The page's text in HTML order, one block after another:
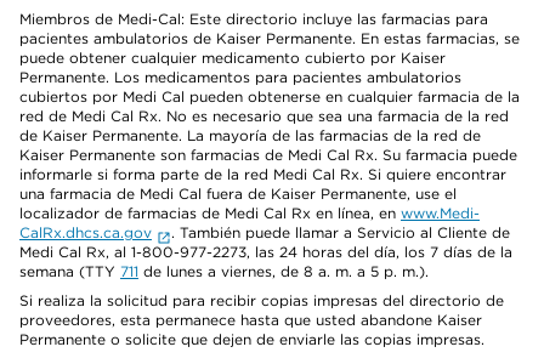
Miembros de Medi-Cal: Este directorio incluye las farmacias para
pacientes ambulatorios de Kaiser Permanente. En estas farmacias, se
puede obtener cualquier medicamento cubierto por Kaiser
Permanente. Los medicamentos para pacientes ambulatorios
cubiertos por Medi Cal pueden obtenerse en cualquier farmacia de la
red de Medi Cal Rx. No es necesario que sea una farmacia de la red
de Kaiser Permanente. La mayoría de las farmacias de la red de
Kaiser Permanente son farmacias de Medi Cal Rx. Su farmacia puede
informarle si forma parte de la red Medi Cal Rx. Si quiere encontrar
una farmacia de Medi Cal fuera de Kaiser Permanente, use el
localizador de farmacias de Medi Cal Rx en línea, en www.Medi-
CalRx.dhcs.ca.gov
. También puede llamar a Servicio al Cliente de
Medi Cal Rx, al 1-800-977-2273, las 24 horas del día, los 7 días de la
semana (TTY 711 de lunes a viernes, de 8 a. m. a 5 p. m.).
Si realiza la solicitud para recibir copias impresas del directorio de
proveedores, esta permanece hasta que usted abandone Kaiser
Permanente o solicite que dejen de enviarle las copias impresas.